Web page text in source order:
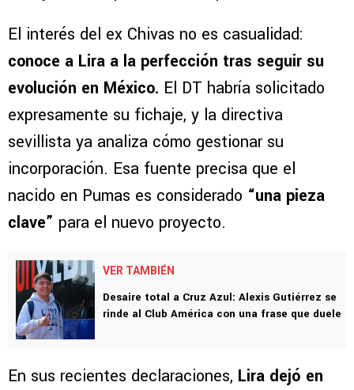
El interés del ex Chivas no es casualidad:
conoce a Lira a la perfección tras seguir su
evolución en México. El DT habría solicitado
expresamente su fichaje, y la directiva
sevillista ya analiza cómo gestionar su
incorporación. Esa fuente precisa que el
nacido en Pumas es considerado “una pieza
clave” para el nuevo proyecto.
VER TAMBIÉN
Desaire total a Cruz Azul: Alexis Gutiérrez se
rinde al Club América con una frase que duele
En sus recientes declaraciones, Lira dejó en